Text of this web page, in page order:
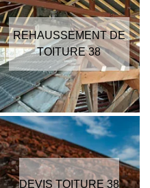
REHAUSSEMENT DE
TOITURE 38
DEVIS TOITURE 38